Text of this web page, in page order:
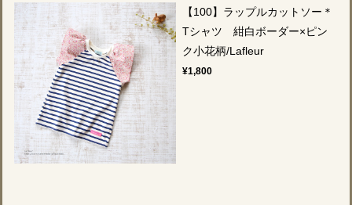
【100】ラップルカットソー＊
Tシャツ 紺白ボーダー×ピン
ク小花柄/Lafleur
¥1,800